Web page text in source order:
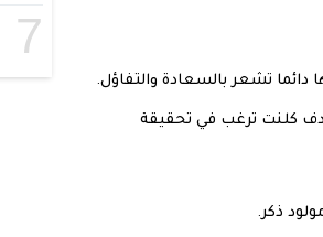
دائما تشعر بالسعادة والتفاؤل.
كلنت ترغب في تحقيقة
ذكر.
7